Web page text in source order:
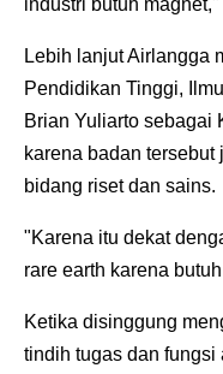
Lebih lanjut Airlangga
Pendidikan Tinggi,
Brian Yuliarto sebagai
karena badan
bidang riset dan sains.
"Karena itu dekat
rare earth karena
Ketika disinggung
tindih tugas dan fungsi